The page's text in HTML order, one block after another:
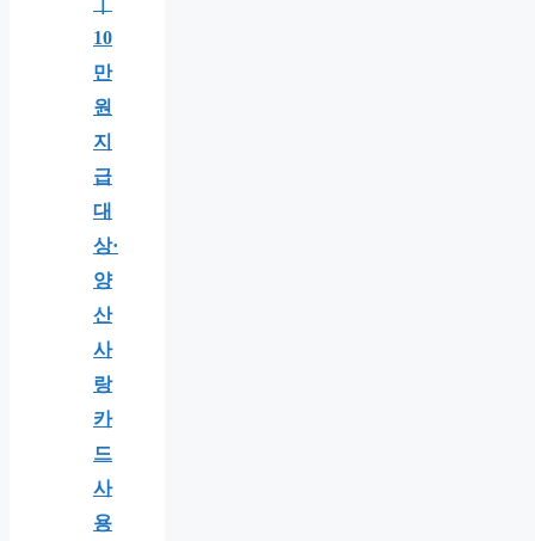
10
만
원
지
급
대
상·
양
산
사
랑
카
드
사
용